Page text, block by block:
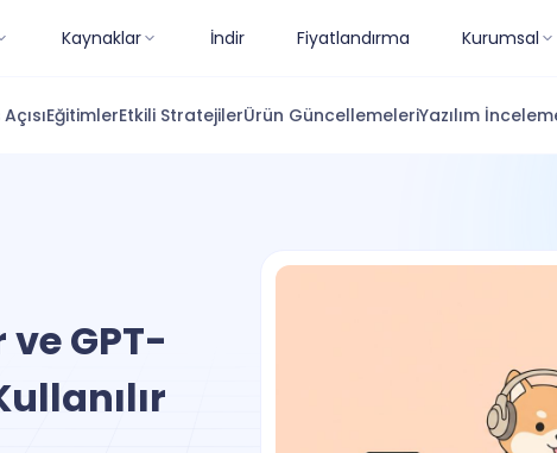
Kaynaklar İndir Fiyatlandırma Kurumsal
EğitimlerEtkili StratejilerÜrün GüncellemeleriYazılım
GPT-